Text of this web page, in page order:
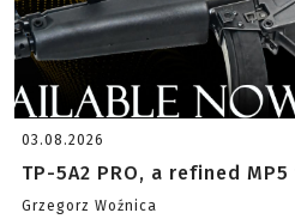
03.08.2026
TP-5A2 PRO, a refined
Grzegorz Woźnica